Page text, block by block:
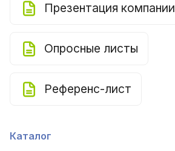
Презентация компании
Опросные листы
Референс-лист
Каталог